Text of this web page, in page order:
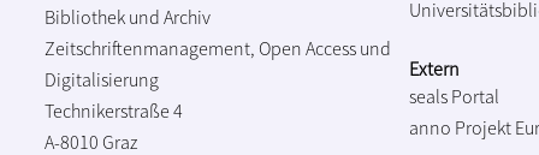
Bibliothek und Archiv
Zeitschriftenmanagement, Open Access und
Digitalisierung
Technikerstraße 4
A-8010 Graz
Extern
seals Portal
anno Projekt